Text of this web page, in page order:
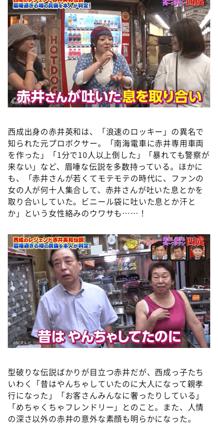
西成出身の赤井英和は、「浪速のロッキー」の異名で
知られた元プロボクサー。「南海電車に赤井専用車両
を作った」「1分で10人以上倒した」「暴れても警察が
来ない」など、眉唾な伝説を多数持っている。ほかに
も、「赤井さんが若くてモテモテの時代に、ファンの
女の人が何十人集合して、赤井さんが吐いた息とかを
取り合いしていた。ビニール袋に吐いた息とか汗と
か」という女性絡みのウワサも……！
型破りな伝説ばかりが目立つ赤井だが、西成っ子たち
いわく「昔はやんちゃしていたのに大人になって親孝
行になった」「お客さんみんなに奢ったりしている」
「めちゃくちゃフレンドリー」とのこと。また、人情
の深さ以外の赤井の意外な素顔も明らかになった。